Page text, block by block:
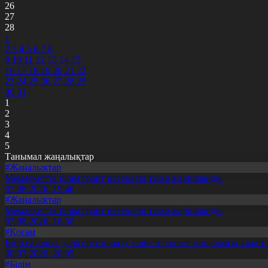
26
27
28
1
2 3 4 5 6 7 8
9 10 11 12 13 14 15
16 17 18 19 20 21 22
23 24 25 26 27 28 29
30 31
1
2
3
4
5
Танымал жаңалықтар
#Жаңалықтар
Мемлекеттік білім грант иегерлері тізімі жарияланды
07.08.2026, 19:46
#Жаңалықтар
Мемлекеттік білім грант иегерлері тізімі жарияланды
07.08.2026, 16:50
#Қоғам
Енді салалық дәрігерге қаралу үшін терапевт жолдамасы қажет
30.07.2026, 20:05
#Білім